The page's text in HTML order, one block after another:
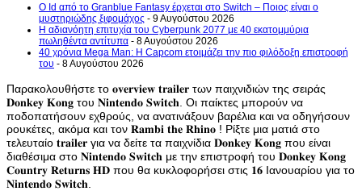
Ο Id από το Granblue Fantasy έρχεται στο Switch – Ποιος είναι ο
μυστηριώδης ξιφομάχος - 9 Αυγούστου 2026
H αδιανόητη επιτυχία του Cyberpunk 2077 με 40 εκατομμύρια
πωληθέντα αντίτυπα - 8 Αυγούστου 2026
40 χρόνια Mega Man: Η Capcom ετοιμάζει την πιο φιλόδοξη επιστροφή
του - 8 Αυγούστου 2026
Παρακολουθήστε το 𝐨𝐯𝐞𝐫𝐯𝐢𝐞𝐰 𝐭𝐫𝐚𝐢𝐥𝐞𝐫 των παιχνιδιών της σειράς
𝐃𝐨𝐧𝐤𝐞𝐲 𝐊𝐨𝐧𝐠 του 𝐍𝐢𝐧𝐭𝐞𝐧𝐝𝐨 𝐒𝐰𝐢𝐭𝐜𝐡. Οι παίκτες μπορούν να
ποδοπατήσουν εχθρούς, να ανατινάξουν βαρέλια και να οδηγήσουν
ρουκέτες, ακόμα και τον 𝐑𝐚𝐦𝐛𝐢 𝐭𝐡𝐞 𝐑𝐡𝐢𝐧𝐨 ! Ρίξτε μια ματιά στο
τελευταίο 𝐭𝐫𝐚𝐢𝐥𝐞𝐫 για να δείτε τα παιχνίδια 𝐃𝐨𝐧𝐤𝐞𝐲 𝐊𝐨𝐧𝐠 που είναι
διαθέσιμα στο 𝐍𝐢𝐧𝐭𝐞𝐧𝐝𝐨 𝐒𝐰𝐢𝐭𝐜𝐡 με την επιστροφή του 𝐃𝐨𝐧𝐤𝐞𝐲 𝐊𝐨𝐧𝐠
𝐂𝐨𝐮𝐧𝐭𝐫𝐲 𝐑𝐞𝐭𝐮𝐫𝐧𝐬 𝐇𝐃 που θα κυκλοφορήσει στις 𝟏𝟔 Ιανουαρίου για το
𝐍𝐢𝐧𝐭𝐞𝐧𝐝𝐨 𝐒𝐰𝐢𝐭𝐜𝐡.